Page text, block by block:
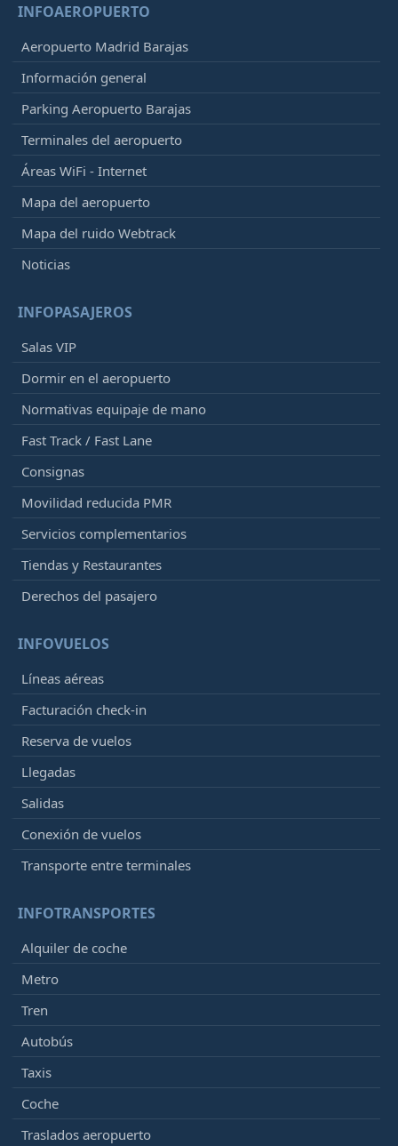
INFOAEROPUERTO
Aeropuerto Madrid Barajas
Información general
Parking Aeropuerto Barajas
Terminales del aeropuerto
Áreas WiFi - Internet
Mapa del aeropuerto
Mapa del ruido Webtrack
Noticias
INFOPASAJEROS
Salas VIP
Dormir en el aeropuerto
Normativas equipaje de mano
Fast Track / Fast Lane
Consignas
Movilidad reducida PMR
Servicios complementarios
Tiendas y Restaurantes
Derechos del pasajero
INFOVUELOS
Líneas aéreas
Facturación check-in
Reserva de vuelos
Llegadas
Salidas
Conexión de vuelos
Transporte entre terminales
INFOTRANSPORTES
Alquiler de coche
Metro
Tren
Autobús
Taxis
Coche
Traslados aeropuerto